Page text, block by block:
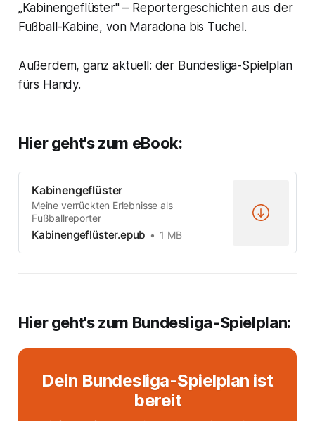
„Kabinengeflüster" – Reportergeschichten aus der
Fußball-Kabine, von Maradona bis Tuchel.
Außerdem, ganz aktuell: der Bundesliga-Spielplan
fürs Handy.
Hier geht's zum eBook:
Kabinengeflüster
Meine verrückten Erlebnisse als
Fußballreporter
Kabinengeflüster.epub 1 MB
Hier geht's zum Bundesliga-Spielplan:
Dein Bundesliga-Spielplan ist
bereit